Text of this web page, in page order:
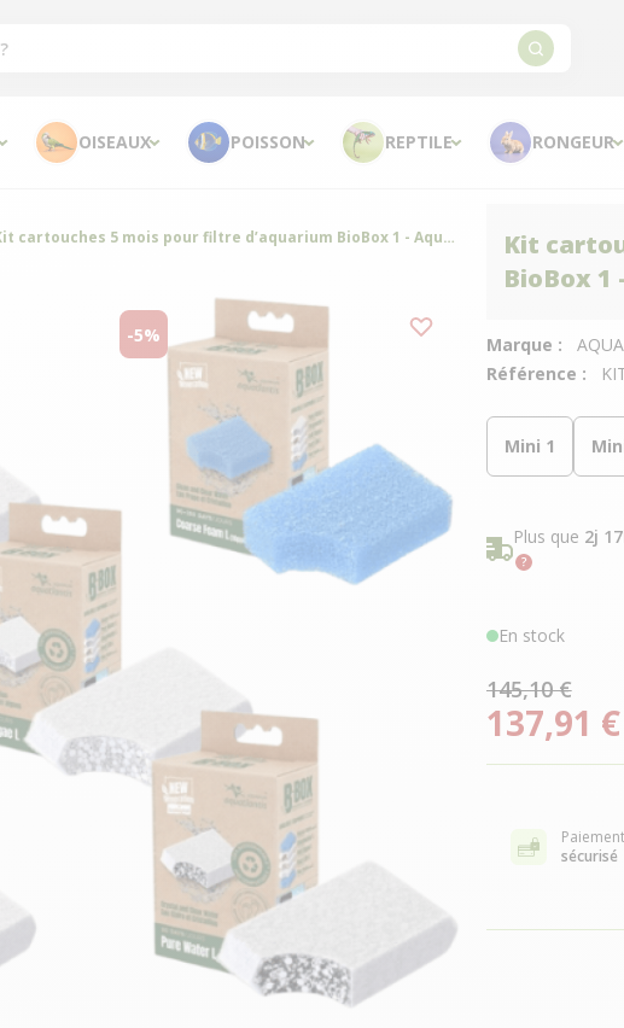
OISEAUX POISSON REPTILE RONGEUR
Kit
BioBox
Marque :
Référence :
Mini 1
Plus que 2j
En stock
145,10 €
137,91 €
Paiement
sécurisé
Kit cartouches 5 mois pour filtre d’aquarium BioBox 1 - Aquatlantis
-5%